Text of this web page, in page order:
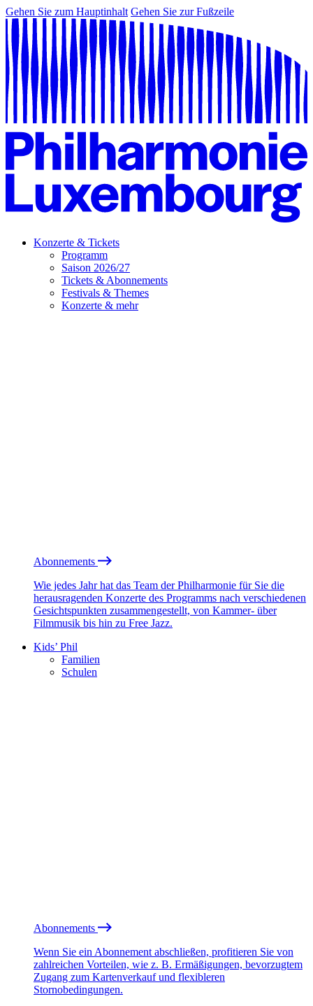
Gehen Sie zum Hauptinhalt Gehen Sie zur Fußzeile
Konzerte & Tickets
Programm
Saison 2026/27
Tickets & Abonnements
Festivals & Themes
Konzerte & mehr
Abonnements
Wie jedes Jahr hat das Team der Philharmonie für Sie die
herausragenden Konzerte des Programms nach verschiedenen
Gesichtspunkten zusammengestellt, von Kammer- über
Filmmusik bis hin zu Free Jazz.
Kids’ Phil
Familien
Schulen
Abonnements
Wenn Sie ein Abonnement abschließen, profitieren Sie von
zahlreichen Vorteilen, wie z. B. Ermäßigungen, bevorzugtem
Zugang zum Kartenverkauf und flexibleren
Stornobedingungen.